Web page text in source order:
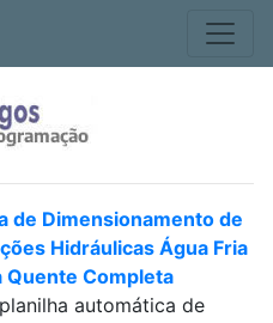
de Dimensionamento de
Hidráulicas Água Fria
Quente Completa
automática de